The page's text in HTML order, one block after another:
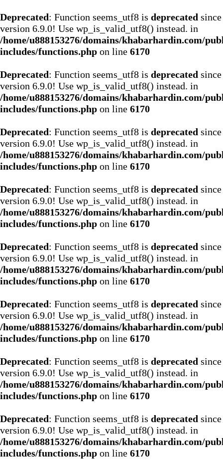
Deprecated: Function seems_utf8 is deprecated since
version 6.9.0! Use wp_is_valid_utf8() instead. in
/home/u888153276/domains/khabarhardin.com/
includes/functions.php on line 6170
Deprecated: Function seems_utf8 is deprecated since
version 6.9.0! Use wp_is_valid_utf8() instead. in
/home/u888153276/domains/khabarhardin.com/
includes/functions.php on line 6170
Deprecated: Function seems_utf8 is deprecated since
version 6.9.0! Use wp_is_valid_utf8() instead. in
/home/u888153276/domains/khabarhardin.com/
includes/functions.php on line 6170
Deprecated: Function seems_utf8 is deprecated since
version 6.9.0! Use wp_is_valid_utf8() instead. in
/home/u888153276/domains/khabarhardin.com/
includes/functions.php on line 6170
Deprecated: Function seems_utf8 is deprecated since
version 6.9.0! Use wp_is_valid_utf8() instead. in
/home/u888153276/domains/khabarhardin.com/
includes/functions.php on line 6170
Deprecated: Function seems_utf8 is deprecated since
version 6.9.0! Use wp_is_valid_utf8() instead. in
/home/u888153276/domains/khabarhardin.com/
includes/functions.php on line 6170
Deprecated: Function seems_utf8 is deprecated since
version 6.9.0! Use wp_is_valid_utf8() instead. in
/home/u888153276/domains/khabarhardin.com/
includes/functions.php on line 6170
Deprecated: Function seems_utf8 is deprecated since
version 6.9.0! Use wp_is_valid_utf8() instead. in
/home/u888153276/domains/khabarhardin.com/
includes/functions.php on line 6170